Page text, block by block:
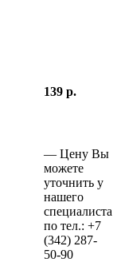
139 р.
— Цену Вы
можете
уточнить у
нашего
специалиста
по тел.: +7
(342) 287-
50-90